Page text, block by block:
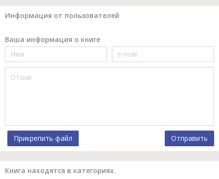
Информация от пользователей
Ваша информация о книге
Прикрепить файл Отправить
Книга находятся в категориях.